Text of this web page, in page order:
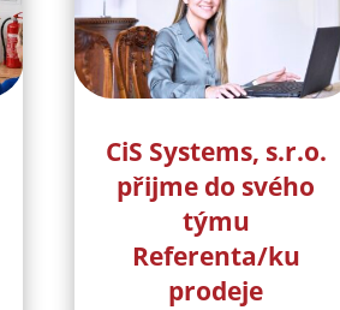
CiS Systems, s.r.o.
přijme do svého
týmu
Referenta/ku
prodeje